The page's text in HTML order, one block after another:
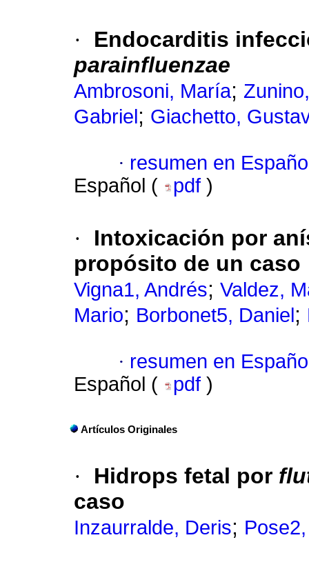
·
Endocarditis
parainfluenzae
Ambrosoni, María;
Gabriel ; Giachetto,
· resumen en
Español (
pdf )
·
Intoxicación por
propósito de un caso
Vigna1, Andrés; Valdez,
Mario; Borbonet5, Daniel ;
· resumen en
Español (
pdf )
Artículos Originales
· Hidrops fetal por
caso
Inzaurralde, Deris;